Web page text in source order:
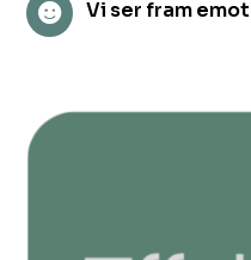
 Vi ser fram